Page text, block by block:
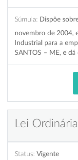
Súmula: Dispõe
novembro de 2004,
Industrial para a
SANTOS – ME, e
Lei
Status: Vigente